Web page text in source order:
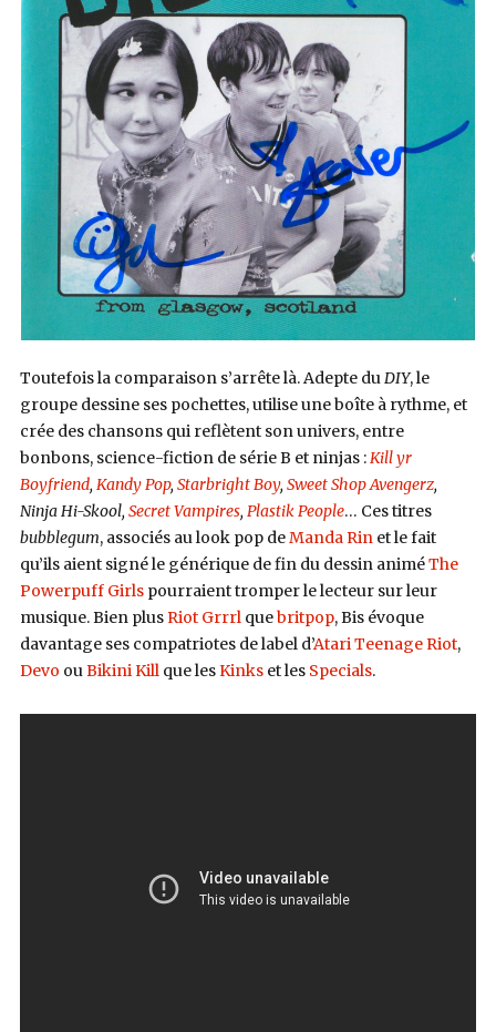
Toutefois la comparaison s’arrête là. Adepte duDIY, le
groupe dessine ses pochettes, utilise une boîte à rythme, et
crée des chansons qui reflètent son univers, entre
bonbons, science-fiction de série B et ninjas :Kill yr
Boyfriend, Kandy Pop, Starbright Boy, Sweet Shop Avengerz,
Ninja Hi-Skool, Secret Vampires, Plastik People… Ces titres
bubblegum, associés au look pop deManda Rinet le fait
qu’ils aient signé le générique de fin du dessin animéThe
Powerpuff Girlspourraient tromper le lecteur sur leur
musique. Bien plusRiot Grrrlquebritpop, Bis évoque
davantage ses compatriotes de label d’Atari Teenage Riot,
Devo ouBikini Killque lesKinkset les Specials.